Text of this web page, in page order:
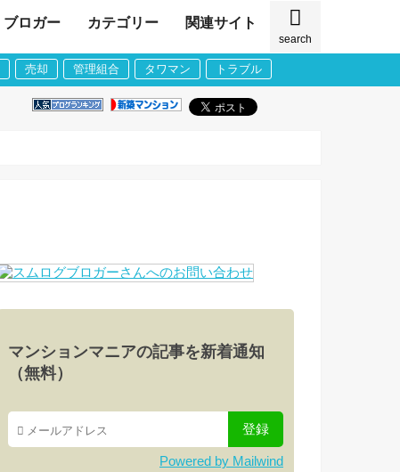
search
ブロガー カテゴリー 関連サイト
売却 管理組合 タワマン トラブル
マンションマニアの記事を新着通知
（無料）
Powered by Mailwind